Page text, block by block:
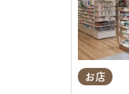
お店